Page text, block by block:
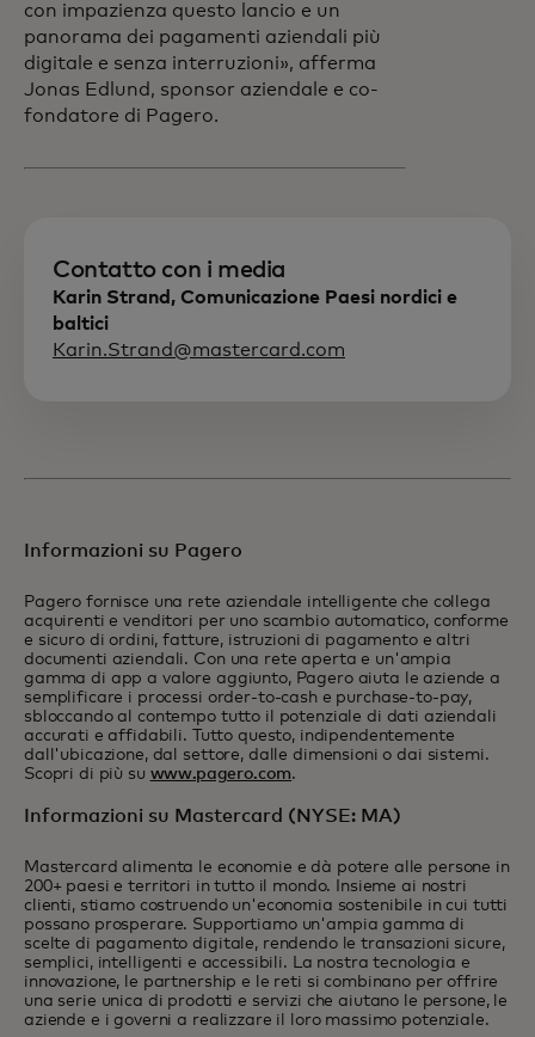
con impazienza questo lancio e un
panorama dei pagamenti aziendali più
digitale e senza interruzioni», afferma
Jonas Edlund, sponsor aziendale e co-
fondatore di Pagero.
Contatto con i media
Karin Strand, Comunicazione Paesi nordici e
baltici
Karin.Strand@mastercard.com
Informazioni su Pagero
Pagero fornisce una rete aziendale intelligente che collega
acquirenti e venditori per uno scambio automatico, conforme
e sicuro di ordini, fatture, istruzioni di pagamento e altri
documenti aziendali. Con una rete aperta e un'ampia
gamma di app a valore aggiunto, Pagero aiuta le aziende a
semplificare i processi order-to-cash e purchase-to-pay,
sbloccando al contempo tutto il potenziale di dati aziendali
accurati e affidabili. Tutto questo, indipendentemente
dall'ubicazione, dal settore, dalle dimensioni o dai sistemi.
Scopri di più su www.pagero.com.
Informazioni su Mastercard (NYSE: MA)
Mastercard alimenta le economie e dà potere alle persone in
200+ paesi e territori in tutto il mondo. Insieme ai nostri
clienti, stiamo costruendo un'economia sostenibile in cui tutti
possano prosperare. Supportiamo un'ampia gamma di
scelte di pagamento digitale, rendendo le transazioni sicure,
semplici, intelligenti e accessibili. La nostra tecnologia e
innovazione, le partnership e le reti si combinano per offrire
una serie unica di prodotti e servizi che aiutano le persone, le
aziende e i governi a realizzare il loro massimo potenziale.